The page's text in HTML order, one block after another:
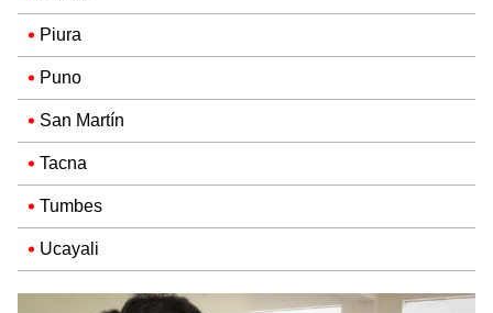
Piura
Puno
San Martín
Tacna
Tumbes
Ucayali